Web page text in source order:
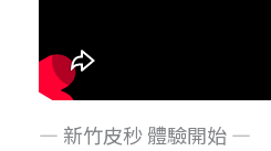
— 新竹皮秒 體驗開始 —